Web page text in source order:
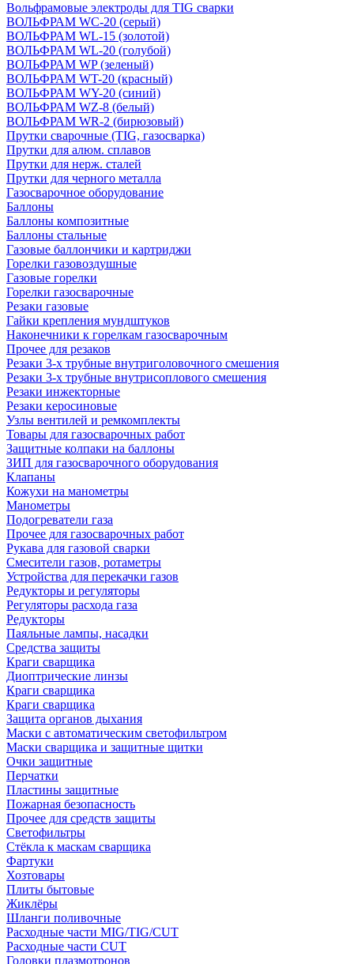
Вольфрамовые электроды для TIG сварки
ВОЛЬФРАМ WC-20 (серый)
ВОЛЬФРАМ WL-15 (золотой)
ВОЛЬФРАМ WL-20 (голубой)
ВОЛЬФРАМ WP (зеленый)
ВОЛЬФРАМ WT-20 (красный)
ВОЛЬФРАМ WY-20 (синий)
ВОЛЬФРАМ WZ-8 (белый)
ВОЛЬФРАМ WR-2 (бирюзовый)
Прутки сварочные (TIG, газосварка)
Прутки для алюм. сплавов
Прутки для нерж. сталей
Прутки для черного металла
Газосварочное оборудование
Баллоны
Баллоны композитные
Баллоны стальные
Газовые баллончики и картриджи
Горелки газовоздушные
Газовые горелки
Горелки газосварочные
Резаки газовые
Гайки крепления мундштуков
Наконечники к горелкам газосварочным
Прочее для резаков
Резаки 3-х трубные внутриголовочного смешения
Резаки 3-х трубные внутрисоплового смешения
Резаки инжекторные
Резаки керосиновые
Узлы вентилей и ремкомплекты
Товары для газосварочных работ
Защитные колпаки на баллоны
ЗИП для газосварочного оборудования
Клапаны
Кожухи на манометры
Манометры
Подогреватели газа
Прочее для газосварочных работ
Рукава для газовой сварки
Смесители газов, ротаметры
Устройства для перекачки газов
Редукторы и регуляторы
Регуляторы расхода газа
Редукторы
Паяльные лампы, насадки
Средства защиты
Краги сварщика
Диоптрические линзы
Краги сварщика
Краги сварщика
Защита органов дыхания
Маски с автоматическим светофильтром
Маски сварщика и защитные щитки
Очки защитные
Перчатки
Пластины защитные
Пожарная безопасность
Прочее для средств защиты
Светофильтры
Стёкла к маскам сварщика
Фартуки
Хозтовары
Плиты бытовые
Жиклёры
Шланги поливочные
Расходные части MIG/TIG/CUT
Расходные части CUT
Головки плазмотронов